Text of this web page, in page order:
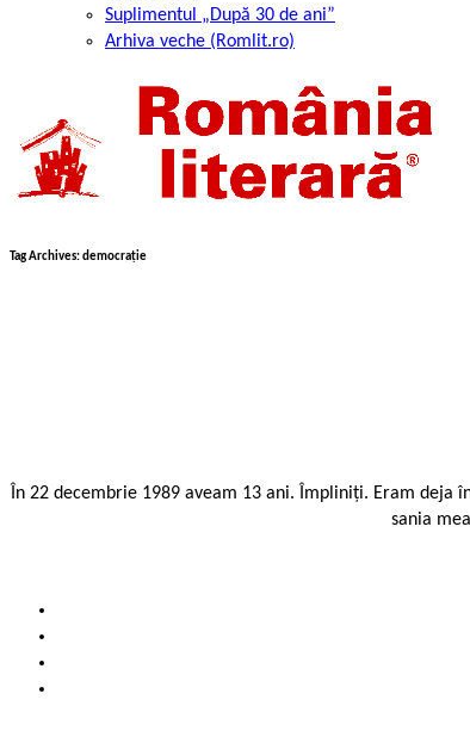
Suplimentul „După 30 de ani”
Arhiva veche (Romlit.ro)
Tag Archives:democrație
În 22 decembrie 1989 aveam 13 ani. Împliniți. Eram
sania